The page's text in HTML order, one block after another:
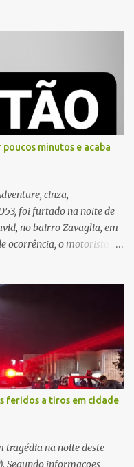
policial, a vítima relatou
com palavras de
Civil que mora
e humilhada com a
minutos e acaba
cinza,
foi furtado na noite de
no bairro Zavaglia, em
ocorrência, o motorista
o condutor estacionou o
estavam trancadas,
ausentou do local por
Ao retornar, constatou
vítima realizou buscas
o veículo.
10 anos
fazendo um forte ruído,
mecânico que o veículo
seguro e, segundo a
feridos a tiros em cidade
tragédia na noite deste
Segundo informações